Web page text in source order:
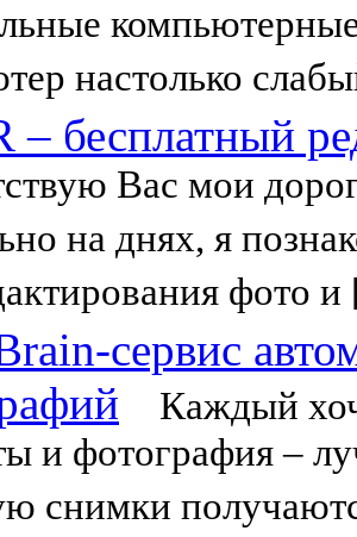
настолько
– бесплатный
Вас мои
на днях, я
фото
сервис
Каждый
и фотография –
снимки